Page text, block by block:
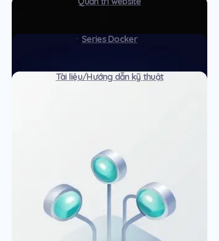
Series Docker
Tài liệu/Hướng dẫn kỹ thuật